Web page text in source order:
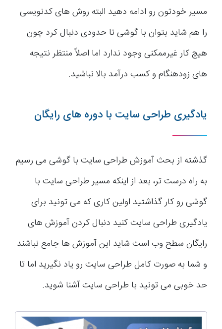
مسیر خودتون رو ادامه دهید البته روش های کدنویسی
را هم شاید بتوان با گوشی تا حدودی دنبال کرد چون
هیچ کار غیرممکنی وجود ندارد اما اصلاً منتظر نتیجه
های زودهنگام و کسب درآمد بالا نباشید.
یادگیری طراحی سایت با دوره های رایگان
گذشته از بحث آموزش طراحی سایت با گوشی می رسیم
به راه درست تر، بعد از اینکه مسیر طراحی سایت با
گوشی رو کار گذاشتید اولین کاری که می تونید برای
یادگیری طراحی سایت کنید دنبال کردن آموزش های
رایگان سطح وب است شاید این آموزش ها جامع نباشند
و شما به صورت کامل طراحی سایت رو یاد نگیرید اما تا
حد خوبی می تونید با طراحی سایت آشنا شوید.